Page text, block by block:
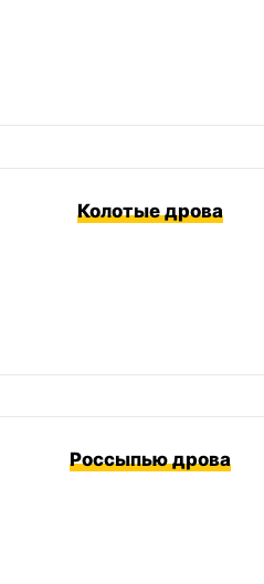
Колотые дрова
Россыпью дрова